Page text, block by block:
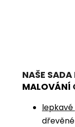
NAŠE SADA
MALOVÁNÍ